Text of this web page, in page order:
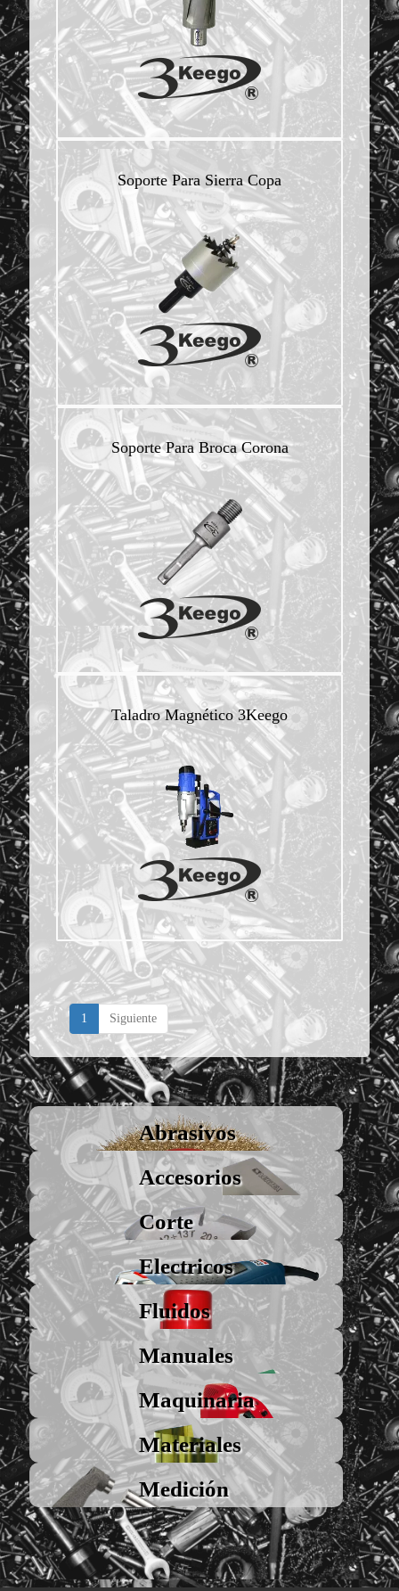
Soporte Para Sierra Copa
Soporte Para Broca Corona
Taladro Magnético 3Keego
1 Siguiente
Abrasivos
Accesorios
Corte
Electricos
Fluidos
Manuales
Maquinaria
Materiales
Medición